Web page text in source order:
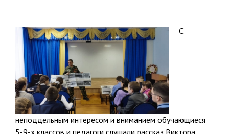
С
неподдельным интересом и вниманием обучающиеся
5-9-х классов и педагоги слушали рассказ Виктора